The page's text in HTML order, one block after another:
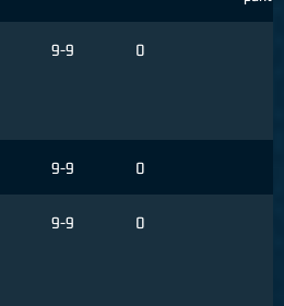
9-9 0
9-9 0
9-9 0